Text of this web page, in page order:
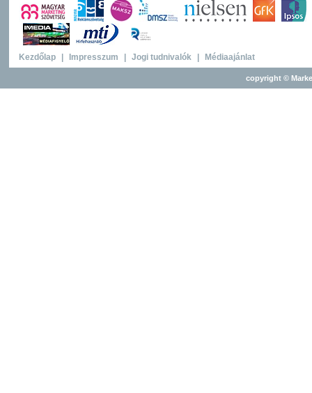
Kezdőlap Impresszum Jogi tudnivalók Médiaajánlat
copyright ©